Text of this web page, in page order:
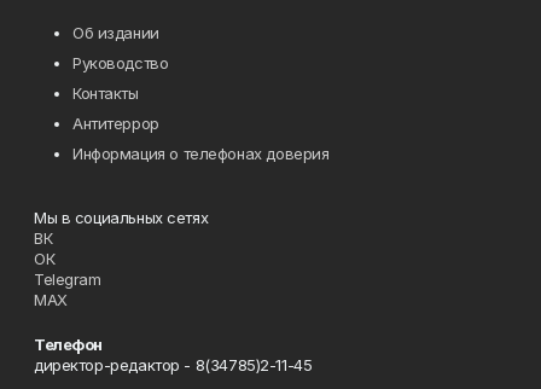
Об издании
Руководство
Контакты
Антитеррор
Информация о телефонах доверия
Мы в социальных сетях
ВК
ОК
Telegram
MAX
Телефон
директор-редактор - 8(34785)2-11-45